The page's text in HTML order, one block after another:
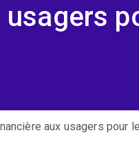
aux usagers pour